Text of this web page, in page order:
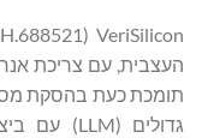
העצבית, עם צריכת
תומכת כעת בהסקת